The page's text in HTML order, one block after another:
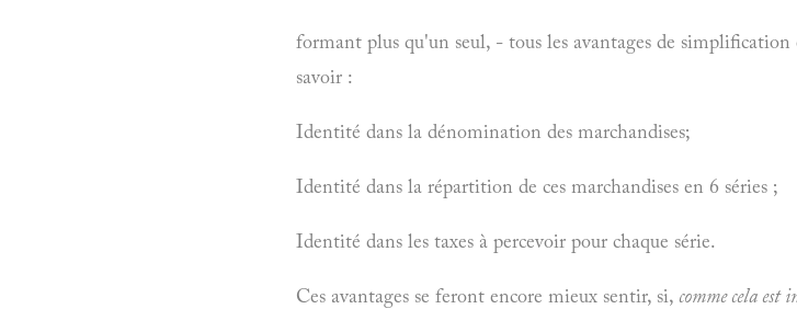
formant plus qu'un seul, - tous les avantages de
savoir :
Identité dans la dénomination des marchandises;
Identité dans la répartition de ces marchandises en 6 séries ;
Identité dans les taxes à percevoir pour chaque série.
Ces avantages se feront encore mieux sentir, si, comme cela est